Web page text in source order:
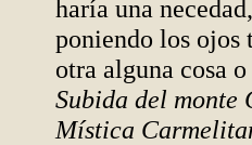
haría una
poniendo los ojos
otra alguna cosa
Subida del monte
Mística